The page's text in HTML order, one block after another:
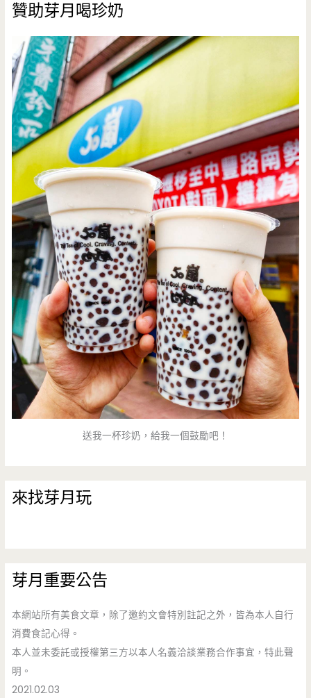
贊助芽月喝珍奶
送我一杯珍奶，給我一個鼓勵吧！
來找芽月玩
芽月重要公告
本網站所有美食文章，除了邀約文會特別註記之外，皆為本人自行
消費食記心得。
本人並未委託或授權第三方以本人名義洽談業務合作事宜，特此聲
明。
2021.02.03